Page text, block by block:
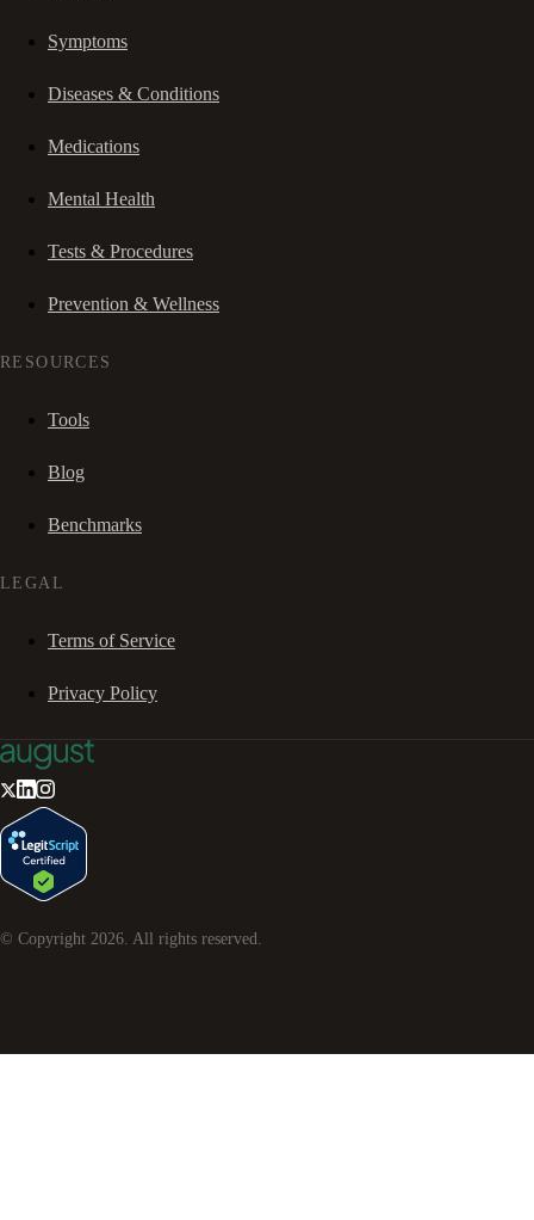
Symptoms
Diseases & Conditions
Medications
Mental Health
Tests & Procedures
Prevention & Wellness
RESOURCES
Tools
Blog
Benchmarks
LEGAL
Terms of Service
Privacy Policy
© Copyright 2026 . All rights reserved.